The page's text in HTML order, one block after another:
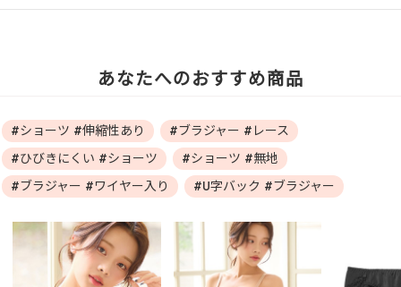
あなたへのおすすめ商品
#ショーツ #伸縮性あり
#ブラジャー #レース
#ひびきにくい #ショーツ
#ショーツ #無地
#ブラジャー #ワイヤー入り
#U字バック #ブラジャー